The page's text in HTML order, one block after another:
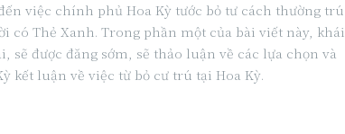
việc chính phủ Hoa Kỳ tước bỏ tư cách thường trú
có Thẻ Xanh. Trong phần một của bài viết này, khái
được đăng sớm, sẽ thảo luận về các lựa chọn và
kết luận về việc từ bỏ cư trú tại Hoa Kỳ.